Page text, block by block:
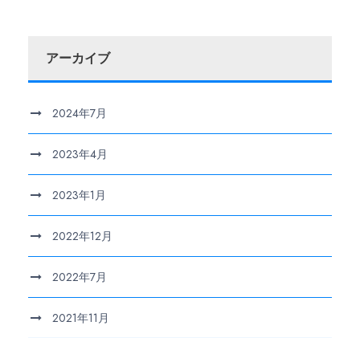
アーカイブ
2024年7月
2023年4月
2023年1月
2022年12月
2022年7月
2021年11月